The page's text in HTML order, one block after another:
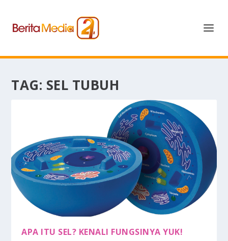
TAG: SEL TUBUH
APA ITU SEL? KENALI FUNGSINYA YUK!